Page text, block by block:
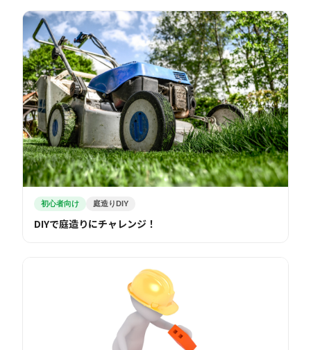
初心者向け 庭造りDIY
DIYで庭造りにチャレンジ！